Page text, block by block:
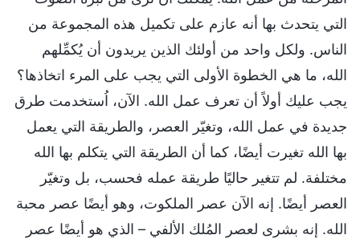
التي يتحدث بها أنه عازم على تكميل هذه المجموعة من
الناس. ولكل واحد من أولئك الذين يريدون أن يُكمِّلهم
الله، ما هي الخطوة الأولى التي يجب على المرء اتخاذها؟
يجب عليك أولاً أن تعرف عمل الله. الآن، اُستخدمت طرق
جديدة في عمل الله، وتغيّر العصر، والطريقة التي يعمل
بها الله تغيرت أيضًا، كما أن الطريقة التي يتكلم بها الله
مختلفة. لم تتغير حاليًا طريقة عمله فحسب، بل وتغيّر
العصر أيضًا. إنه الآن عصر الملكوت، وهو أيضًا عصر محبة
الله. إنه بشرى لعصر المُلك الألفي – الذي هو أيضًا عصر